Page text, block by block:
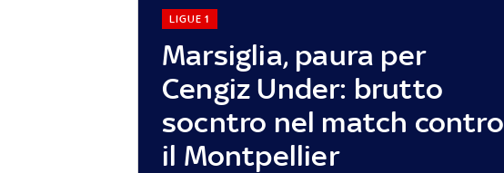
Marsiglia, paura per
Cengiz Under: brutto
socntro nel match contro
il Montpellier
LIGUE 1